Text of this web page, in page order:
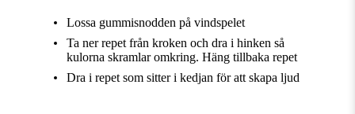
Lossa gummisnodden på vindspelet
Ta ner repet från kroken och dra i hinken så
kulorna skramlar omkring. Häng tillbaka repet
Dra i repet som sitter i kedjan för att skapa ljud